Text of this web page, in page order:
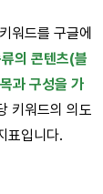
워드를 구글에
의 콘텐츠(블
과 구성을 가
키워드의 의도
표입니다.